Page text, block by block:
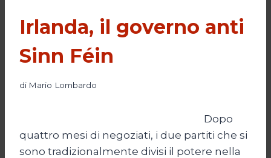
Irlanda, il governo anti
Sinn Féin
di Mario Lombardo
Dopo
quattro mesi di negoziati, i due partiti che si
sono tradizionalmente divisi il potere nella